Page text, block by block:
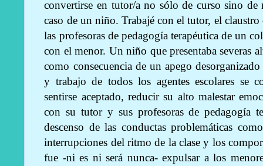
convertirse en tutor/a no sólo de curso sino
caso de un niño. Trabajé con el tutor, el
las profesoras de pedagogía terapéutica de un
con el menor. Un niño que presentaba severas
como consecuencia de un apego
y trabajo de todos los agentes escolares se
sentirse aceptado, reducir su alto malestar
con su tutor y sus profesoras de pedagogía
descenso de las conductas problemáticas
interrupciones del ritmo de la clase y los
fue -ni es ni será nunca- expulsar a los